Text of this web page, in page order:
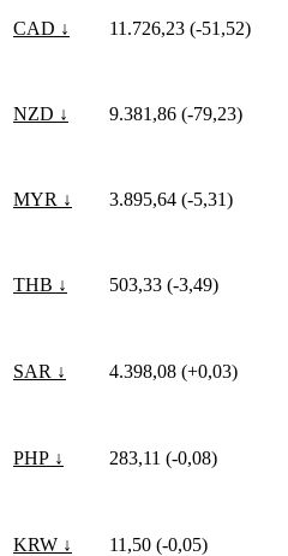
CAD ↓ 11.726,23 (-51,52)
NZD ↓ 9.381,86 (-79,23)
MYR ↓ 3.895,64 (-5,31)
THB ↓ 503,33 (-3,49)
SAR ↓ 4.398,08 (+0,03)
PHP ↓ 283,11 (-0,08)
KRW ↓ 11,50 (-0,05)